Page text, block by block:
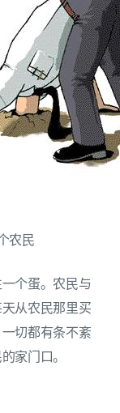
农民
个蛋。农民与
从农民那里买
切都有条不紊
家门口。